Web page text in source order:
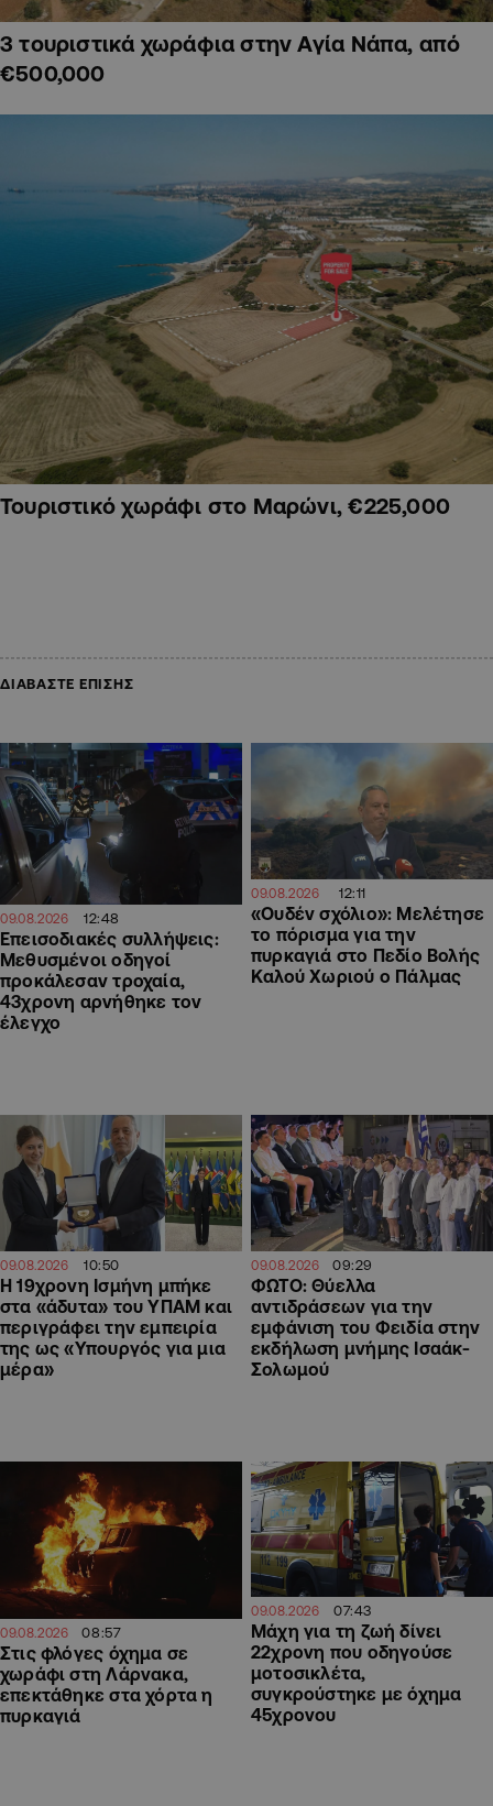
3 τουριστικά χωράφια στην Αγία Νάπα, από
€500,000
Τουριστικό χωράφι στο Μαρώνι, €225,000
ΔΙΑΒΑΣΤΕ ΕΠΙΣΗΣ
09.08.2026 12:48
Επεισοδιακές συλλήψεις:
Μεθυσμένοι οδηγοί
προκάλεσαν τροχαία,
43χρονη αρνήθηκε τον
έλεγχο
09.08.2026 12:11
«Ουδέν σχόλιο»: Μελέτησε
το πόρισμα για την
πυρκαγιά στο Πεδίο Βολής
Καλού Χωριού ο Πάλμας
09.08.2026 10:50
Η 19χρονη Ισμήνη μπήκε
στα «άδυτα» του ΥΠΑΜ και
περιγράφει την εμπειρία
της ως «Υπουργός για μια
μέρα»
09.08.2026 09:29
ΦΩΤΟ: Θύελλα
αντιδράσεων για την
εμφάνιση του Φειδία στην
εκδήλωση μνήμης Ισαάκ-
Σολωμού
09.08.2026 08:57
Στις φλόγες όχημα σε
χωράφι στη Λάρνακα,
επεκτάθηκε στα χόρτα η
πυρκαγιά
09.08.2026 07:43
Μάχη για τη ζωή δίνει
22χρονη που οδηγούσε
μοτοσικλέτα,
συγκρούστηκε με όχημα
45χρονου